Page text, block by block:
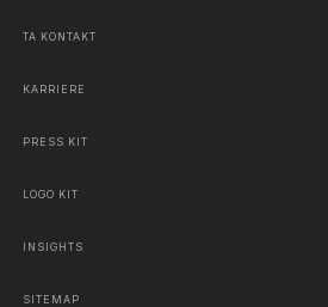
TA KONTAKT
KARRIERE
PRESS KIT
LOGO KIT
INSIGHTS
SITEMAP